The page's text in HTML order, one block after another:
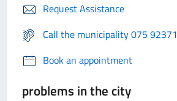
Request Assistance
Call the municipality 075 92371
Book an appointment
problems in the city